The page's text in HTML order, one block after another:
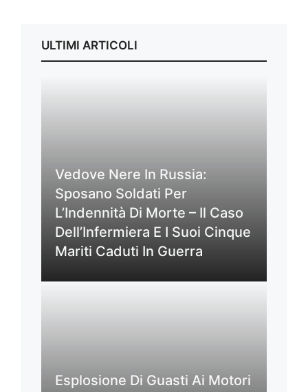
ULTIMI ARTICOLI
Vedove Nere In Russia:
Sposano Soldati Per
L’Indennità Di Morte – Il Caso
Dell’Infermiera E I Suoi Cinque
Mariti Caduti In Guerra
Esplosione Di Guasti Ai Motori